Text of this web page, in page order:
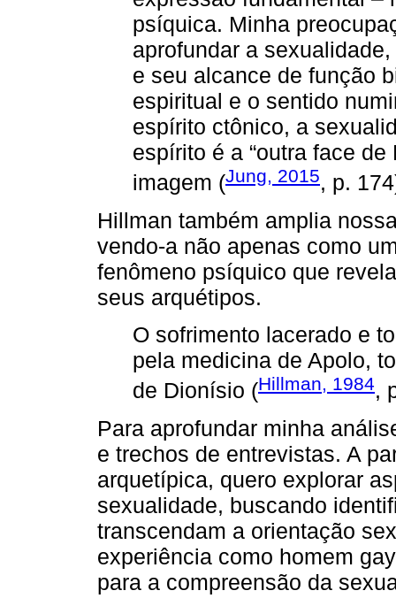
psíquica. Minha
aprofundar a
e seu alcance de função
espiritual e o sentido
espírito ctônico, a
espírito é a “outra face
imagem (Jung, 2015, p.
Hillman também amplia
vendo-a não apenas como
fenômeno psíquico que
seus arquétipos.
O sofrimento lacerado e
pela medicina de Apolo,
de Dionísio (Hillman, 1984,
Para aprofundar minha
e trechos de entrevistas. A
arquetípica, quero explorar
sexualidade, buscando
transcendam a orientação
experiência como homem
para a compreensão da